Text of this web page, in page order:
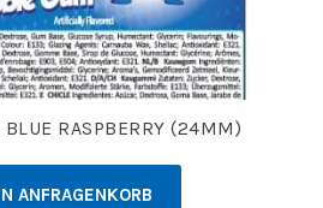
BLUE RASPBERRY (24MM)
ANFRAGENKORB